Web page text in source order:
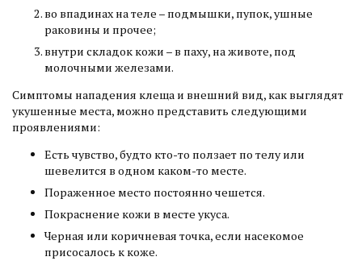
во впадинах на теле – подмышки, пупок, ушные
раковины и прочее;
внутри складок кожи – в паху, на животе, под
молочными железами.
Симптомы нападения клеща и внешний вид, как выглядят
укушенные места, можно представить следующими
проявлениями:
Есть чувство, будто кто-то ползает по телу или
шевелится в одном каком-то месте.
Пораженное место постоянно чешется.
Покраснение кожи в месте укуса.
Черная или коричневая точка, если насекомое
присосалось к коже.